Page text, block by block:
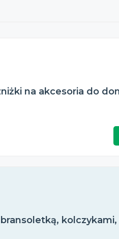
na akcesoria do